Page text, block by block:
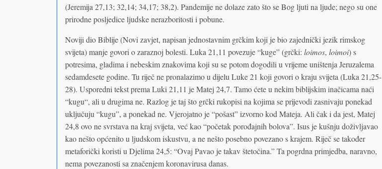
(Jeremija 27,13; 32,14; 34,17; 38,2). Pandemije ne dolaze zato što se Bog ljuti na ljude; nego su one
prirodne posljedice ljudske nerazboritosti i pobune.
Noviji dio Biblije (Novi zavjet, napisan jednostavnim grčkim koji je bio zajednički jezik rimskog
svijeta) manje govori o zaraznoj bolesti. Luka 21,11 povezuje “kuge” (grčki: loimos, loimoi) s
potresima, gladima i nebeskim znakovima koji su se potom dogodili u vrijeme uništenja Jeruzalema
sedamdesete godine. Tu riječ ne pronalazimo u dijelu Luke 21 koji govori o kraju svijeta (Luka 21,25-
28). Usporedni tekst prema Luki 21,11 je Matej 24,7. Tamo ćete u nekim biblijskim inačicama naći
“kugu“, ali u drugima ne. Razlog je taj što grčki rukopisi na kojima se prijevodi zasnivaju ponekad
uključuju “kugu”, a ponekad ne. Vjerojatno je “pošast” izvorno kod Mateja. Ali čak i da jest, Matej
24,8 ovo ne svrstava na kraj svijeta, već kao “početak porođajnih bolova”. Isus je kušnju doživljavao
kao nešto općenito u ljudskom iskustvu, a ne nešto posebno povezano s krajem. Riječ se također
metaforički koristi u Djelima 24,5: “Ovaj Pavao je takav štetočina.” Ta pogrdna primjedba, naravno,
nema povezanosti sa značenjem koronavirusa danas.